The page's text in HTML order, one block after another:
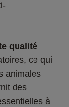
qualité
ce qui
animales
des
à